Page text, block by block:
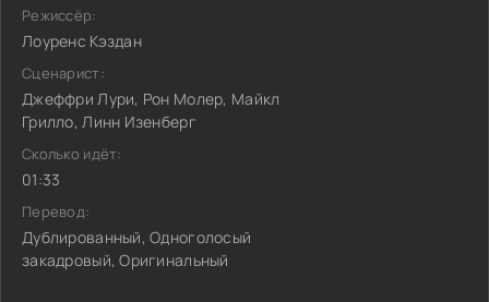
Режиссёр:
Лоуренс Кэздан
Сценарист:
Джеффри Лури, Рон Молер, Майкл
Грилло, Линн Изенберг
Сколько идёт:
01:33
Перевод:
Дублированный, Одноголосый
закадровый, Оригинальный